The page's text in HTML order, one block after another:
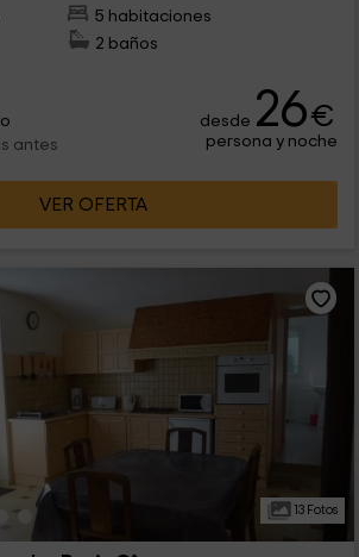
5 habitaciones
2 baños
antes
desde 26€
persona y noche
VER OFERTA
13 Fotos